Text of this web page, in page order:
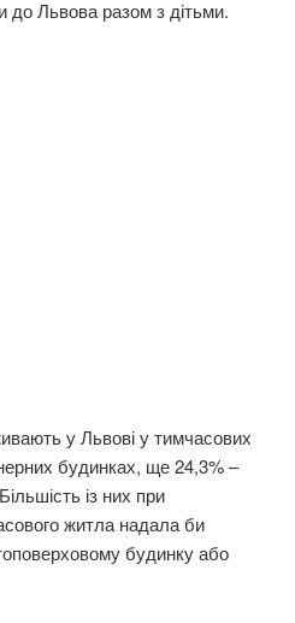
до Львова разом з дітьми.
у Львові у тимчасових
будинках, ще 24,3% –
із них при
житла надала би
будинку або